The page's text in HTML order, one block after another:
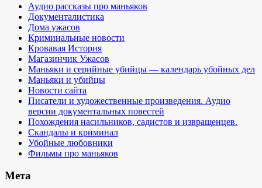
Аудио рассказы про маньяков
Документалистика
Дома ужасов
Криминальные новости
Кровавая История
Магазинчик Ужасов
Маньяки и серийные убийцы — календарь убойных дел
Маньяки и убийцы
Новости сайта
Писатели и художественные произведения. Аудио
версии документальных повестей
Похождения насильников, садистов и извращенцев.
Скандалы и криминал
Убойные любовники
Фильмы про маньяков
Мета